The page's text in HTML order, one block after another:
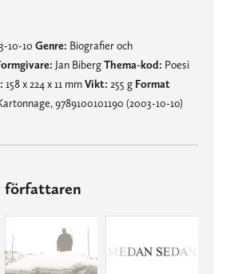
10-10 Genre: Biografier och
Jan BibergThema-kod: Poesi
158 x 224 x 11 mmVikt: 255 g Format
9789100101190 (2003-10-10)
författaren